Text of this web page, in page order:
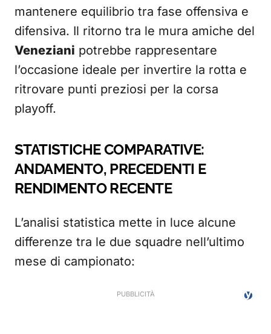
mantenere equilibrio tra fase offensiva e
difensiva. Il ritorno tra le mura amiche del
Veneziani potrebbe rappresentare
l’occasione ideale per invertire la rotta e
ritrovare punti preziosi per la corsa
playoff.
STATISTICHE COMPARATIVE:
ANDAMENTO, PRECEDENTI E
RENDIMENTO RECENTE
L’analisi statistica mette in luce alcune
differenze tra le due squadre nell’ultimo
mese di campionato: